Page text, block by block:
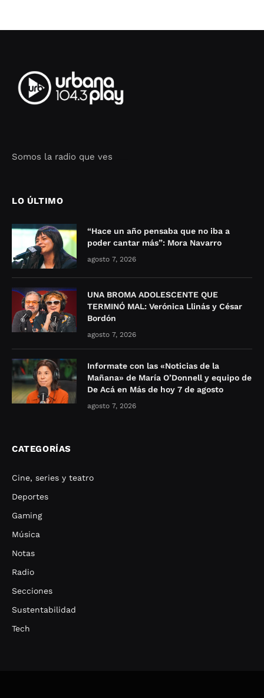
Somos la radio que ves
LO ÚLTIMO
“Hace un año pensaba que no iba a
poder cantar más”: Mora Navarro
agosto 7, 2026
UNA BROMA ADOLESCENTE QUE
TERMINÓ MAL: Verónica Llinás y César
Bordón
agosto 7, 2026
Informate con las «Noticias de la
Mañana» de María O’Donnell y equipo de
De Acá en Más de hoy 7 de agosto
agosto 7, 2026
CATEGORÍAS
Cine, series y teatro
Deportes
Gaming
Música
Notas
Radio
Secciones
Sustentabilidad
Tech